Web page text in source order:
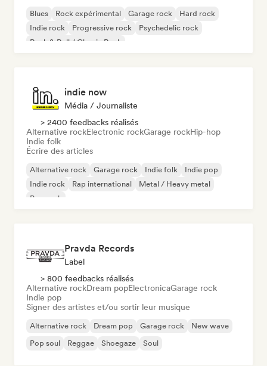
Blues Rock expérimental Garage rock
Hard rock
Indie rock
Progressive rock
Psychedelic rock
Rock & Roll / Classic Rock
indie now
Média / Journaliste
> 2400 feedbacks réalisés
Alternative rockElectronic rockGarage rockHip-hop
Indie folk
Écrire des articles
Alternative rock Garage rock Indie folk
Indie pop
Indie rock
Rap international
Metal / Heavy metal
Pop rock
Pravda Records
Label
> 800 feedbacks réalisés
Alternative rockDream popElectronicaGarage rock
Indie pop
Signer des artistes et/ou sortir leur musique
Alternative rock Dream pop Garage rock
New wave
Pop soul
Reggae Shoegaze Soul